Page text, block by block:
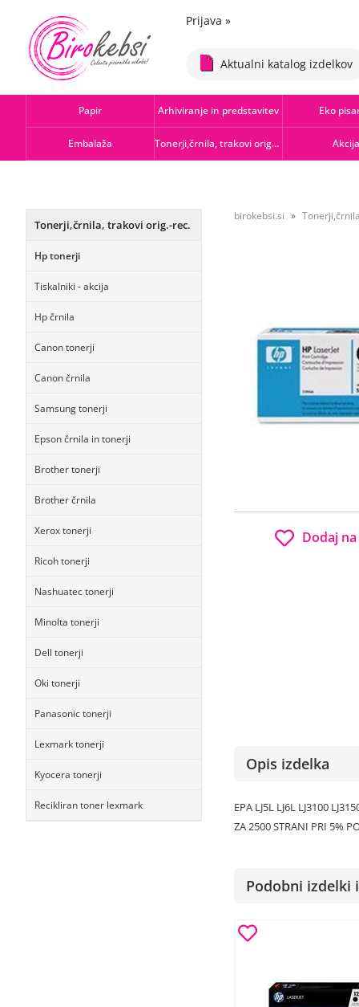
Prijava »
Aktualni katalog izdelkov
Papir Arhiviranje in predstavitev Eko
Embalaža Tonerji,črnila, trakovi orig.-rec. Akcija
Tonerji,črnila, trakovi orig.-rec.
Hp tonerji
Tiskalniki - akcija
Hp črnila
Canon tonerji
Canon črnila
Samsung tonerji
Epson črnila in tonerji
Brother tonerji
Brother črnila
Xerox tonerji
Ricoh tonerji
Nashuatec tonerji
Minolta tonerji
Dell tonerji
Oki tonerji
Panasonic tonerji
Lexmark tonerji
Kyocera tonerji
Recikliran toner lexmark
birokebsi.si
Dodaj
Opis izdelka
EPA LJ5L LJ6L LJ3100
ZA 2500 STRANI PRI 5%
Podobni izdelki